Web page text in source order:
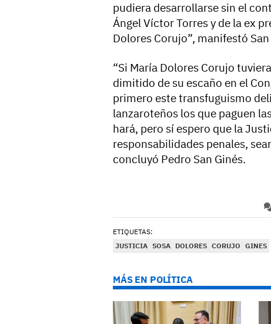
pudiera desarrollarse sin el
Ángel Víctor Torres y de la ex
Dolores Corujo”, manifestó San
“Si María Dolores Corujo
dimitido de su escaño en el
primero este transfuguismo
lanzaroteños los que paguen
hará, pero sí espero que la
responsabilidades penales,
concluyó Pedro San Ginés.
ETIQUETAS:
JUSTICIA SOSA DOLORES CORUJO GINES
MÁS EN POLÍTICA